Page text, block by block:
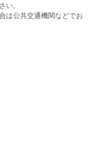
い。
は公共交通機関などでお